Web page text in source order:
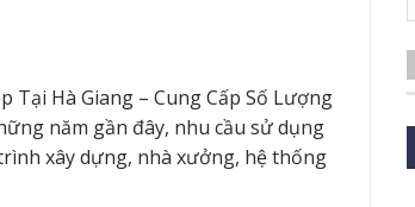
Tại Hà Giang – Cung Cấp Số Lượng
năm gần đây, nhu cầu sử dụng
xây dựng, nhà xưởng, hệ thống